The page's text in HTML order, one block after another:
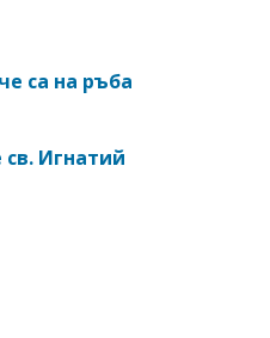
са на ръба
Игнатий